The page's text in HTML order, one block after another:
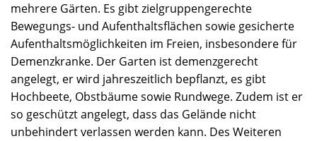
mehrere Gärten. Es gibt zielgruppengerechte
Bewegungs- und Aufenthaltsflächen sowie gesicherte
Aufenthaltsmöglichkeiten im Freien, insbesondere für
Demenzkranke. Der Garten ist demenzgerecht
angelegt, er wird jahreszeitlich bepflanzt, es gibt
Hochbeete, Obstbäume sowie Rundwege. Zudem ist er
so geschützt angelegt, dass das Gelände nicht
unbehindert verlassen werden kann. Des Weiteren